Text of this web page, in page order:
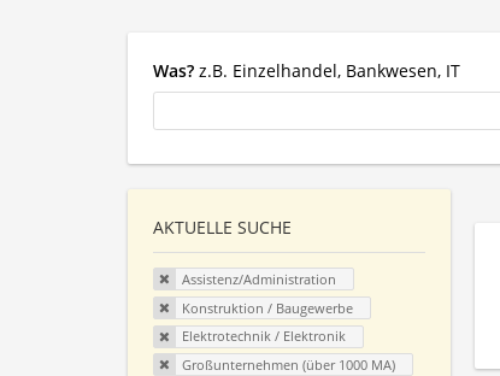
Was? z.B. Einzelhandel, Bankwesen, IT
AKTUELLE SUCHE
Assistenz/Administration
Konstruktion / Baugewerbe
Elektrotechnik / Elektronik
Großunternehmen (über 1000 MA)